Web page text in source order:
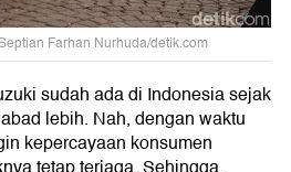
Farhan Nurhuda/detik.com
sudah ada di Indonesia sejak
lebih. Nah, dengan waktu
kepercayaan konsumen